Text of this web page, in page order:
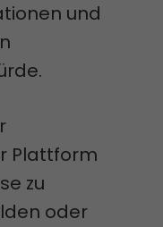
und
Plattform
zu
oder